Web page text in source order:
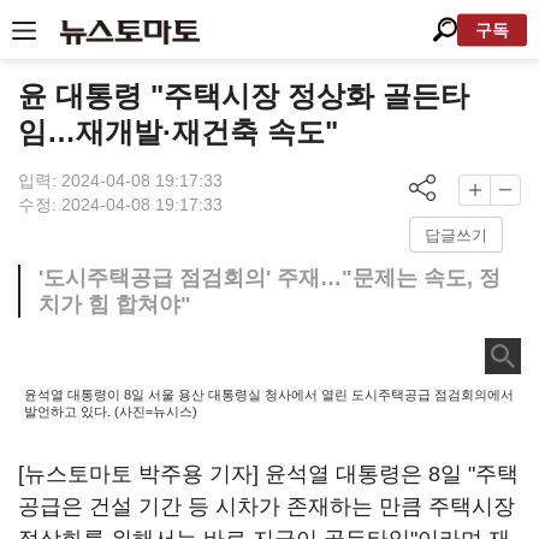
구독
윤 대통령 "주택시장 정상화 골든타
임…재개발·재건축 속도"
입력: 2024-04-08 19:17:33
수정: 2024-04-08 19:17:33
답글쓰기
'도시주택공급 점검회의' 주재…"문제는 속도, 정
치가 힘 합쳐야"
윤석열 대통령이 8일 서울 용산 대통령실 청사에서 열린 도시주택공급 점검회의에서
발언하고 있다. (사진=뉴시스)
[뉴스토마토 박주용 기자] 윤석열 대통령은 8일 "주택
공급은 건설 기간 등 시차가 존재하는 만큼 주택시장